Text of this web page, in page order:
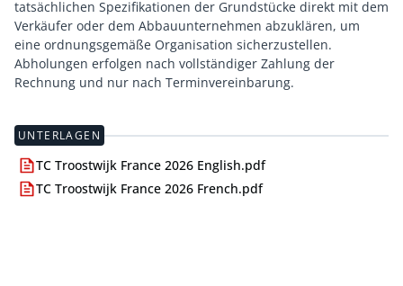
tatsächlichen Spezifikationen der Grundstücke direkt mit dem
Verkäufer oder dem Abbauunternehmen abzuklären, um
eine ordnungsgemäße Organisation sicherzustellen.
Abholungen erfolgen nach vollständiger Zahlung der
Rechnung und nur nach Terminvereinbarung.
UNTERLAGEN
TC Troostwijk France 2026 English.pdf
TC Troostwijk France 2026 French.pdf